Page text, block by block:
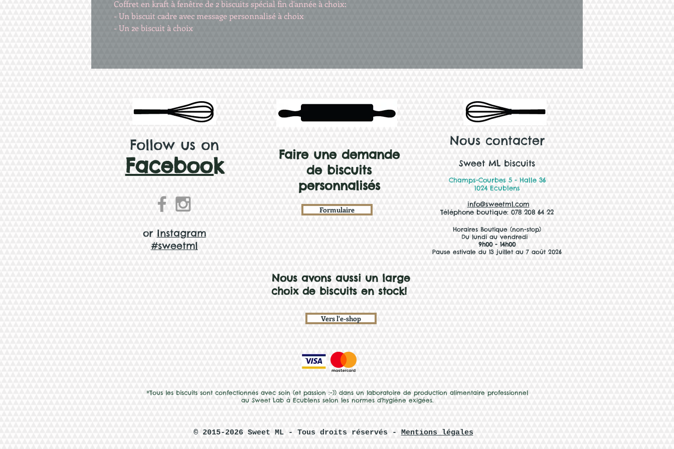
Coffret en kraft à fenêtre de 2 biscuits spécial fin d'année à choix:
- Un biscuit cadre avec message personnalisé à choix
- Un 2e biscuit à choix
Follow us on
Facebook
or Instagram
#sweetml
Faire une demande
de biscuits
personnalisés
Formulaire
Nous contacter
Sweet ML biscuits
Champs-Courbes 5 - Halle 36
1024 Ecublens
info@sweetml.com
Téléphone boutique: 078 208 64 22
Horaires Boutique (non-stop)
Du lundi au vendredi
9h00 - 14h00
Pause estivale du 13 juillet au 7 août 2026
Nous avons aussi un large
choix de biscuits en stock!
Vers l'e-shop
*Tous les biscuits sont confectionnés avec soin (et passion :-)) dans un laboratoire de production alimentaire professionnel
au Sweet Lab à Ecublens selon les normes d'hygiène exigées.
© 2015-2026Sweet ML - Tous droits réservés - Mentions légales